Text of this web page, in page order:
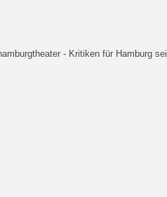
- Kritiken für Hamburg